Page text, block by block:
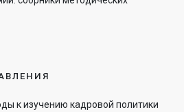
к изучению кадровой политики